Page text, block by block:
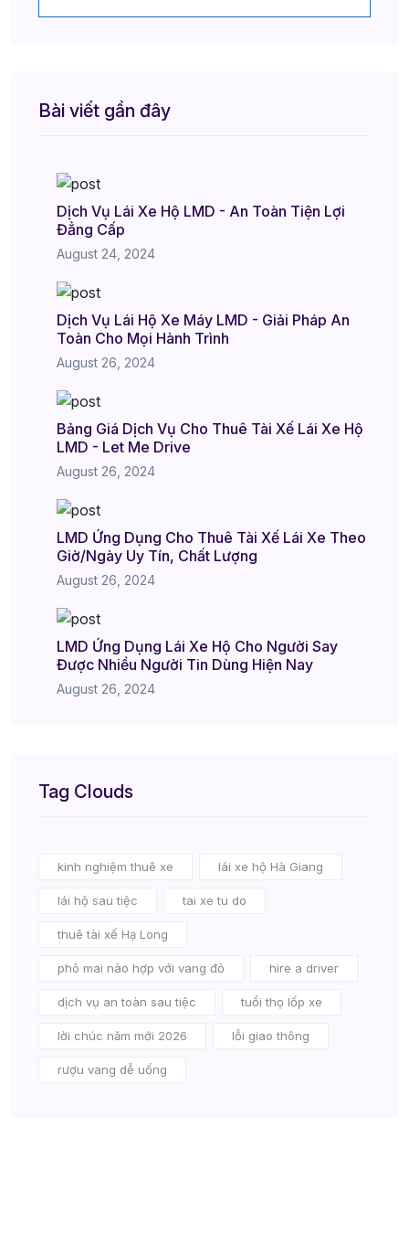
Bài viết gần đây
Dịch Vụ Lái Xe Hộ LMD - An Toàn Tiện Lợi
Đẳng Cấp
August 24, 2024
Dịch Vụ Lái Hộ Xe Máy LMD - Giải Pháp An
Toàn Cho Mọi Hành Trình
August 26, 2024
Bảng Giá Dịch Vụ Cho Thuê Tài Xế Lái Xe Hộ
LMD - Let Me Drive
August 26, 2024
LMD Ứng Dụng Cho Thuê Tài Xế Lái Xe Theo
Giờ/Ngày Uy Tín, Chất Lượng
August 26, 2024
LMD Ứng Dụng Lái Xe Hộ Cho Người Say
Được Nhiều Người Tin Dùng Hiện Nay
August 26, 2024
Tag Clouds
kinh nghiệm thuê xe lái xe hộ Hà Giang
lái hộ sau tiệc tai xe tu do
thuê tài xế Hạ Long
phô mai nào hợp với vang đỏ hire a driver
dịch vụ an toàn sau tiệc tuổi thọ lốp xe
lời chúc năm mới 2026 lỗi giao thông
rượu vang dễ uống